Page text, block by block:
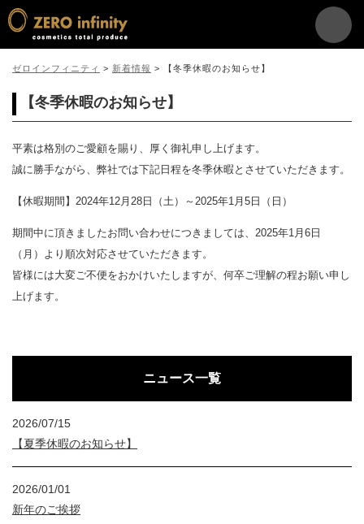
ゼロインフィニティ > 新着情報 > 【冬季休暇のお知らせ】
【冬季休暇のお知らせ】
平素は格別のご愛顧を賜り、厚く御礼申し上げます。
誠に勝手ながら、弊社では下記日程を冬季休暇とさせていただきます。
【休暇期間】2024年12月28日（土）～2025年1月5日（日）
期間中に頂きましたお問い合わせにつきましては、2025年1月6日
（月）より順次対応させていただきます。
皆様には大変ご不便をおかけいたしますが、何卒ご理解の程お願い申し
上げます。
ニュース一覧
2026/07/15
【夏季休暇のお知らせ】
2026/01/01
新年のご挨拶